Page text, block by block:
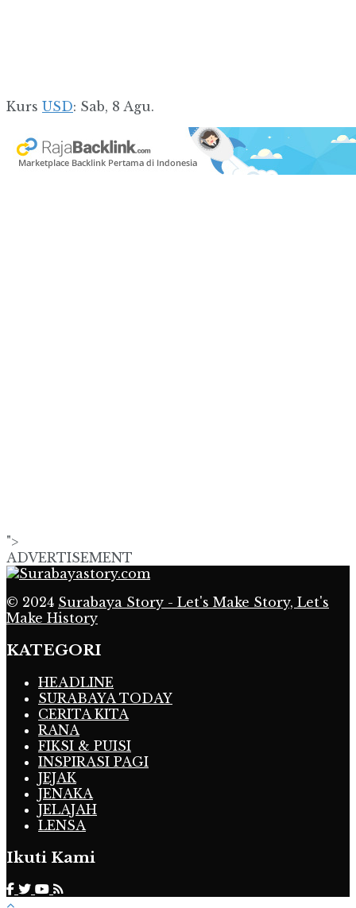
Kurs USD: Sab, 8 Agu.
">
ADVERTISEMENT
© 2024 Surabaya Story - Let's Make Story, Let's
Make History
KATEGORI
HEADLINE
SURABAYA TODAY
CERITA KITA
RANA
FIKSI & PUISI
INSPIRASI PAGI
JEJAK
JENAKA
JELAJAH
LENSA
Ikuti Kami